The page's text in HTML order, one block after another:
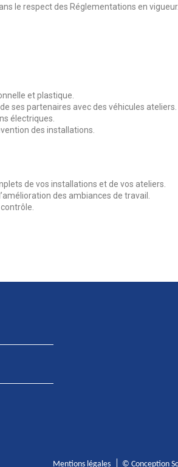
le respect des Réglementations en vigueur.
et plastique.
ses partenaires avec des véhicules
électriques.
des installations.
de vos installations et de vos ateliers.
des ambiances de travail.
Mentions légales © Conception